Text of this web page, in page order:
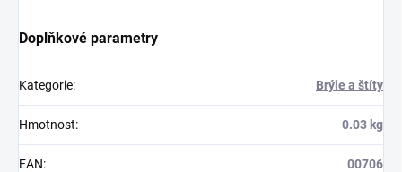
Doplňkové parametry
Kategorie: Brýle a štíty
Hmotnost: 0.03 kg
EAN: 00706